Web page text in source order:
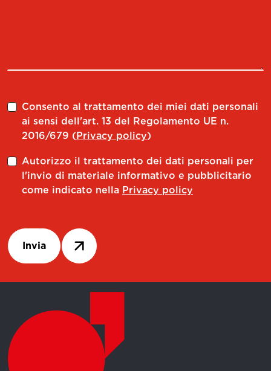
Consento al trattamento dei miei dati personali
ai sensi dell'art. 13 del Regolamento UE n.
2016/679 (Privacy policy)
Autorizzo il trattamento dei dati personali per
l'invio di materiale informativo e pubblicitario
come indicato nella Privacy policy
Invia